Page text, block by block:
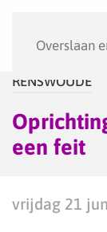
Overslaan
RENSWOUDE
een feit
vrijdag 21